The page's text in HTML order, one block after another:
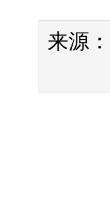
来源：